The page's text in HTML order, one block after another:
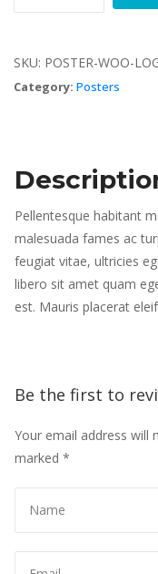
SKU: POSTER-WOO-
Category: Posters
Pellentesque habitant
malesuada fames ac
feugiat vitae, ultricies
libero sit amet quam
est. Mauris placerat
Be the first to
Your email address will
marked *